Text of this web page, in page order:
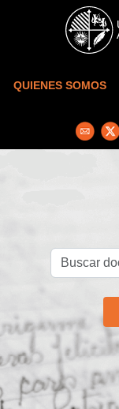
Skip to main content
QUIENES SOMOS